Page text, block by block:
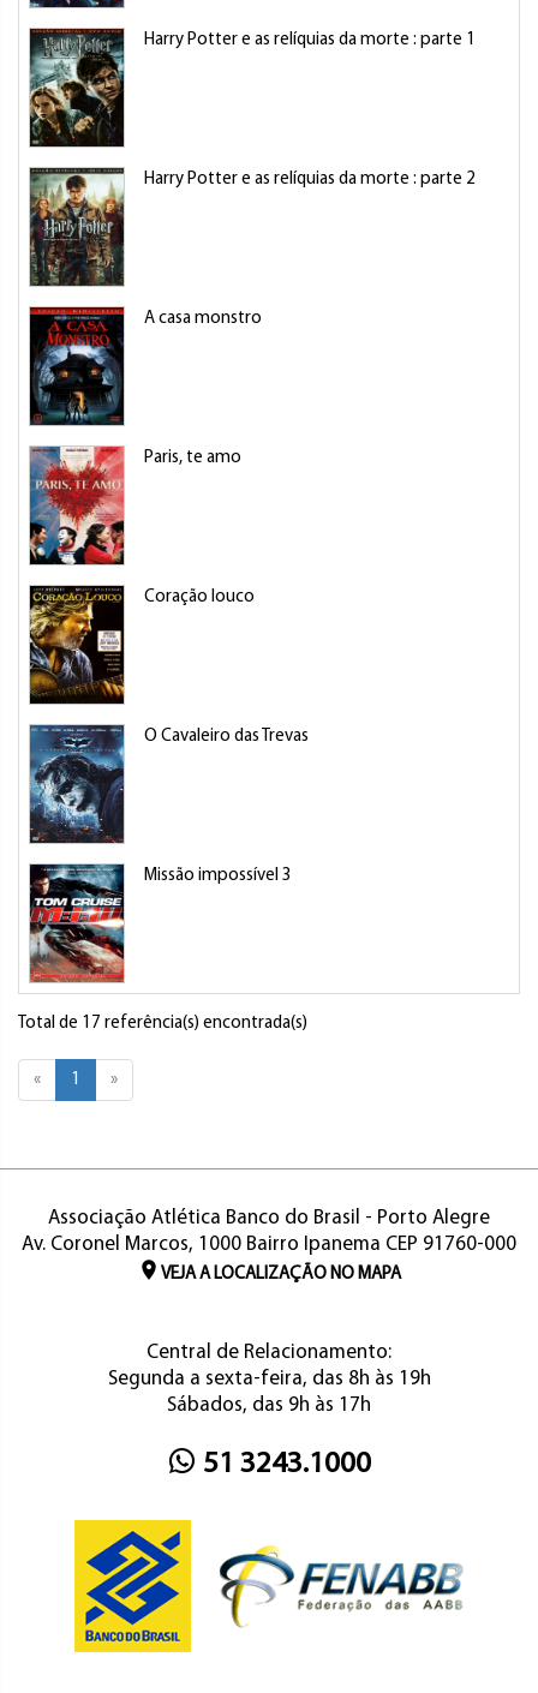
Harry Potter e as relíquias da morte : parte 1
Harry Potter e as relíquias da morte : parte 2
A casa monstro
Paris, te amo
Coração louco
O Cavaleiro das Trevas
Missão impossível 3
Total de 17 referência(s) encontrada(s)
« 1 »
Associação Atlética Banco do Brasil - Porto Alegre
Av. Coronel Marcos, 1000 Bairro Ipanema CEP 91760-000
VEJA A LOCALIZAÇÃO NO MAPA
Central de Relacionamento:
Segunda a sexta-feira, das 8h às 19h
Sábados, das 9h às 17h
51 3243.1000